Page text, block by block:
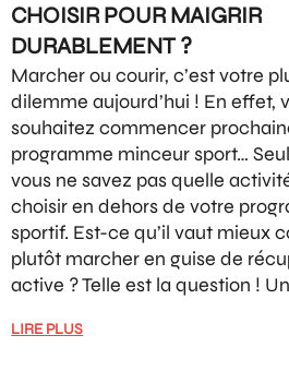
CHOISIR POUR MAIGRIR
DURABLEMENT ?
Marcher ou courir, c’est votre
dilemme aujourd’hui ! En effet,
souhaitez commencer
programme minceur sport…
vous ne savez pas quelle
choisir en dehors de votre
sportif. Est-ce qu’il vaut mieux
plutôt marcher en guise de
active ? Telle est la question !
LIRE PLUS